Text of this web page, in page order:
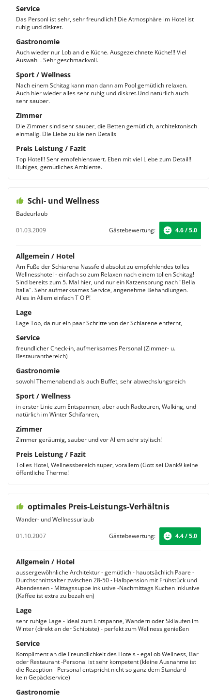
Service
Das Personl ist sehr, sehr freundlich!! Die Atmosphäre im Hotel ist
ruhig und diskret.
Gastronomie
Auch wieder nur Lob an die Küche. Ausgezeichnete Küche!!! Viel
Auswahl . Sehr geschmackvoll.
Sport / Wellness
Nach einem Schitag kann man dann am Pool gemütlich relaxen.
Auch hier wieder alles sehr ruhig und diskret.Und natürlich auch
sehr sauber.
Zimmer
Die Zimmer sind sehr sauber, die Betten gemütlich, architektonisch
einmalig. Die Liebe zu kleinen Details
Preis Leistung / Fazit
Top Hotel!! Sehr empfehlenswert. Eben mit viel Liebe zum Detail!!
Ruhiges, gemütliches Ambiente.
Schi- und Wellness
Badeurlaub
01.03.2009
Gästebewertung: 4.6 / 5.0
Allgemein / Hotel
Am Fuße der Schiarena Nassfeld absolut zu empfehlendes tolles
Wellnesshotel - einfach so zum Relaxen nach einem tollen Schitag!
Sind bereits zum 5. Mal hier, und nur ein Katzensprung nach "Bella
Italia". Sehr aufmerksames Service, angenehme Behandlungen.
Alles in Allem einfach T O P!
Lage
Lage Top, da nur ein paar Schritte von der Schiarene entfernt,
Service
freundlicher Check-in, aufmerksames Personal (Zimmer- u.
Restaurantbereich)
Gastronomie
sowohl Themenabend als auch Buffet, sehr abwechslungsreich
Sport / Wellness
in erster Linie zum Entspannen, aber auch Radtouren, Walking, und
natürlich im Winter Schifahren,
Zimmer
Zimmer geräumig, sauber und vor Allem sehr stylisch!
Preis Leistung / Fazit
Tolles Hotel, Wellnessbereich super, vorallem (Gott sei Dank9 keine
öffentliche Therme!
optimales Preis-Leistungs-Verhältnis
Wander- und Wellnessurlaub
01.10.2007
Gästebewertung: 4.4 / 5.0
Allgemein / Hotel
aussergewöhnliche Architektur - gemütlich - hauptsächlich Paare -
Durchschnittsalter zwischen 28-50 - Halbpension mit Frühstück und
Abendessen - Mittagssuppe inklusive -Nachmittags Kuchen inklusive
(Kaffee ist extra zu bezahlen)
Lage
sehr ruhige Lage - ideal zum Entspanne, Wandern oder Skilaufen im
Winter (direkt an der Schipiste) - perfekt zum Wellness genießen
Service
Kompliment an die Freundlichkeit des Hotels - egal ob Wellness, Bar
oder Restaurant -Personal ist sehr kompetent (kleine Ausnahme ist
die Rezeption - Personal entspricht nicht so ganz dem Standard -
kein Gepäckservice)
Gastronomie